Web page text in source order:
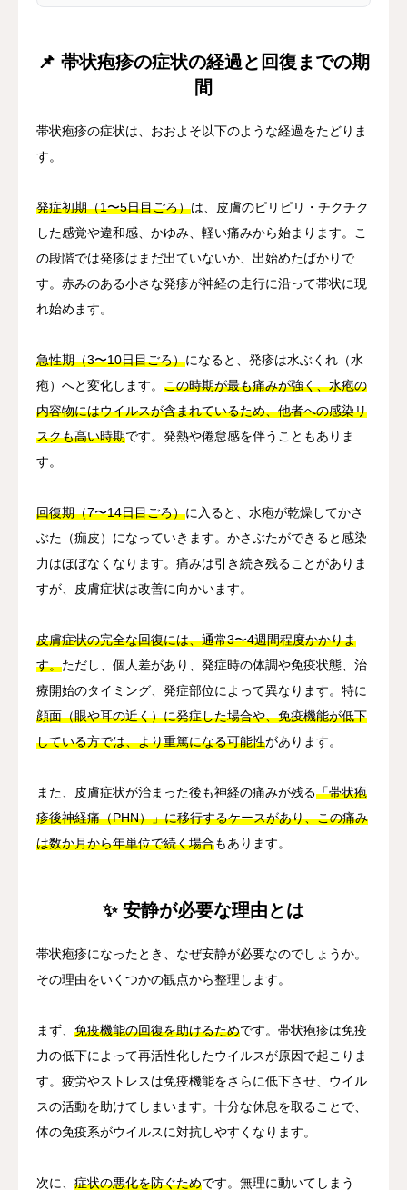
📌 帯状疱疹の症状の経過と回復までの期
間
帯状疱疹の症状は、おおよそ以下のような経過をたどりま
す。
発症初期（1〜5日目ごろ）は、皮膚のピリピリ・チクチク
した感覚や違和感、かゆみ、軽い痛みから始まります。こ
の段階では発疹はまだ出ていないか、出始めたばかりで
す。赤みのある小さな発疹が神経の走行に沿って帯状に現
れ始めます。
急性期（3〜10日目ごろ）になると、発疹は水ぶくれ（水
疱）へと変化します。 この時期が最も痛みが強く、水疱の
内容物にはウイルスが含まれているため、他者への感染リ
スクも高い時期です。発熱や倦怠感を伴うこともありま
す。
回復期（7〜14日目ごろ）に入ると、水疱が乾燥してかさ
ぶた（痂皮）になっていきます。かさぶたができると感染
力はほぼなくなります。痛みは引き続き残ることがありま
すが、皮膚症状は改善に向かいます。
皮膚症状の完全な回復には、通常3〜4週間程度かかりま
す。ただし、個人差があり、発症時の体調や免疫状態、治
療開始のタイミング、発症部位によって異なります。特に
顔面（眼や耳の近く）に発症した場合や、免疫機能が低下
している方では、より重篤になる可能性があります。
また、皮膚症状が治まった後も神経の痛みが残る「帯状疱
疹後神経痛（PHN）」に移行するケースがあり、この痛み
は数か月から年単位で続く場合もあります。
✨ 安静が必要な理由とは
帯状疱疹になったとき、なぜ安静が必要なのでしょうか。
その理由をいくつかの観点から整理します。
まず、 免疫機能の回復を助けるためです。帯状疱疹は免疫
力の低下によって再活性化したウイルスが原因で起こりま
す。疲労やストレスは免疫機能をさらに低下させ、ウイル
スの活動を助けてしまいます。十分な休息を取ることで、
体の免疫系がウイルスに対抗しやすくなります。
次に、 症状の悪化を防ぐためです。無理に動いてしまう